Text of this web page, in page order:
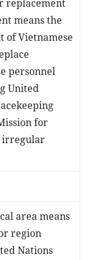
replacement
means the
of Vietnamese
personnel
United
for
irregular
area means
region
Nations